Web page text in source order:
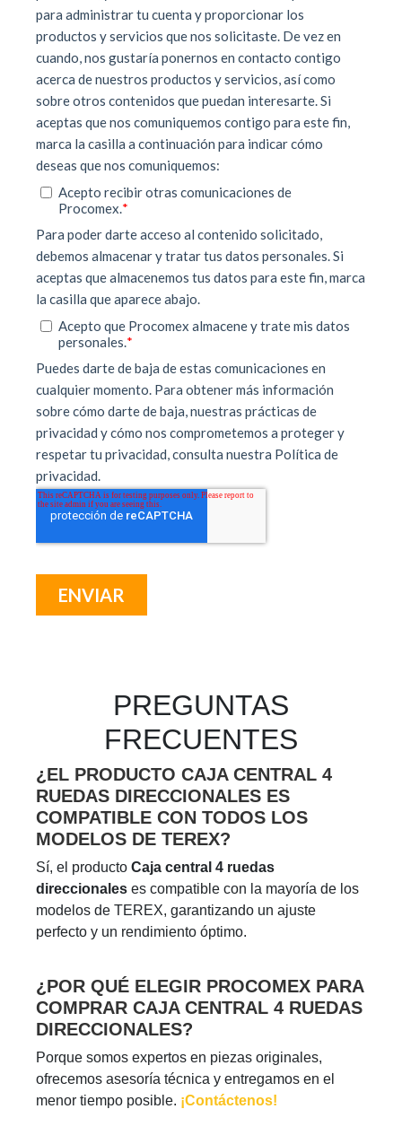
PREGUNTAS
FRECUENTES
¿EL PRODUCTO CAJA CENTRAL 4
RUEDAS DIRECCIONALES ES
COMPATIBLE CON TODOS LOS
MODELOS DE TEREX?
Sí, el producto Caja central 4 ruedas
direccionales es compatible con la mayoría de los
modelos de TEREX, garantizando un ajuste
perfecto y un rendimiento óptimo.
¿POR QUÉ ELEGIR PROCOMEX PARA
COMPRAR CAJA CENTRAL 4 RUEDAS
DIRECCIONALES?
Porque somos expertos en piezas originales,
ofrecemos asesoría técnica y entregamos en el
menor tiempo posible. ¡Contáctenos!